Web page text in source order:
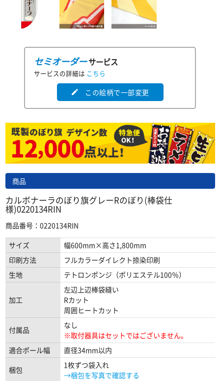
セミオーダーサービス
サービスの詳細は こちら
edit この絵柄で一部変更
商品
カルボナーラのぼり旗グレーRのぼり(棒袋仕
様)0220134RIN
商品番号：0220134RIN
サイズ
幅600mm×高さ1,800mm
印刷方法
フルカラーダイレクト捺染印刷
生地
テトロンポンジ（ポリエステル100％）
加工
左辺上辺棒袋縫い
Rカット
周囲ヒートカット
付属品
なし
※取付器具はセットではございません。
適合ポール幅
直径34mm以内
梱包
1枚ずつ袋入れ
→梱包を写真で確認する